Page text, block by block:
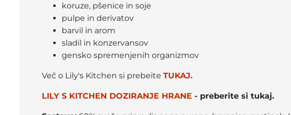
koruze, pšenice in soje
pulpe in derivatov
barvil in arom
sladil in konzervansov
gensko spremenjenih organizmov
Več o Lily's Kitchen si prebeiteTUKAJ.
LILY S KITCHEN DOZIRANJE HRANE - preberite si tukaj.